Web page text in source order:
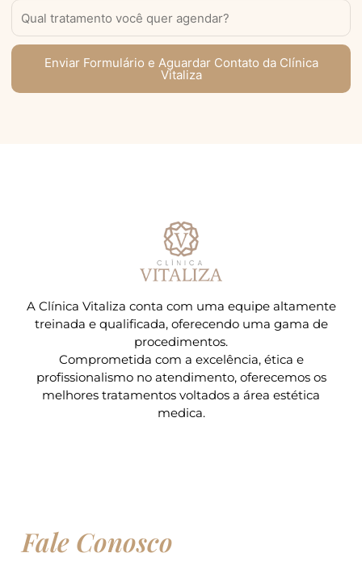
Serviço
Enviar Formulário e Aguardar Contato da Clínica
Vitaliza
A Clínica Vitaliza conta com uma equipe altamente
treinada e qualificada, oferecendo uma gama de
procedimentos.
Comprometida com a excelência, ética e
profissionalismo no atendimento, oferecemos os
melhores tratamentos voltados a área estética
medica.
Fale Conosco